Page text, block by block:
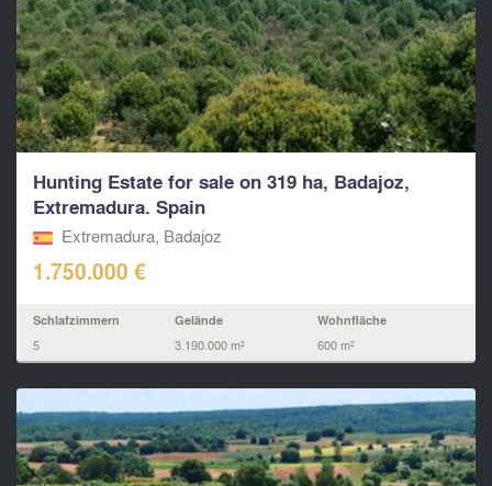
Hunting Estate for sale on 319 ha, Badajoz,
Extremadura. Spain
Extremadura, Badajoz
1.750.000 €
Schlafzimmern
5
Gelände
3.190.000 m²
Wohnfläche
600 m²